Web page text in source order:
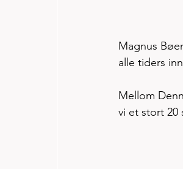
Magnus
alle tiders
Mellom
vi et stort 20